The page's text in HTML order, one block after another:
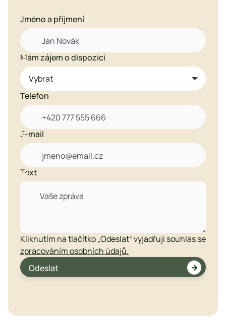
Jméno a příjmení

Mám zájem o dispozici
Telefon

E-mail

Text
Kliknutím na tlačítko „Odeslat“ vyjadřuji souhlas se
zpracováním osobních údajů.

